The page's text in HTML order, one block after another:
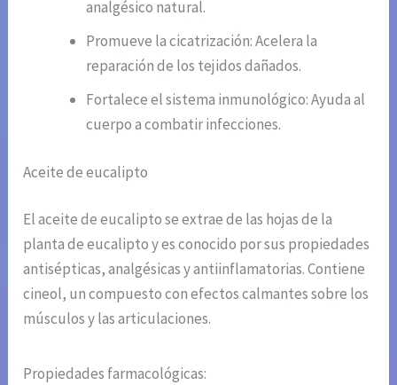
analgésico natural.
Promueve la cicatrización: Acelera la
reparación de los tejidos dañados.
Fortalece el sistema inmunológico: Ayuda al
cuerpo a combatir infecciones.
Aceite de eucalipto
El aceite de eucalipto se extrae de las hojas de la
planta de eucalipto y es conocido por sus propiedades
antisépticas, analgésicas y antiinflamatorias. Contiene
cineol, un compuesto con efectos calmantes sobre los
músculos y las articulaciones.
Propiedades farmacológicas: